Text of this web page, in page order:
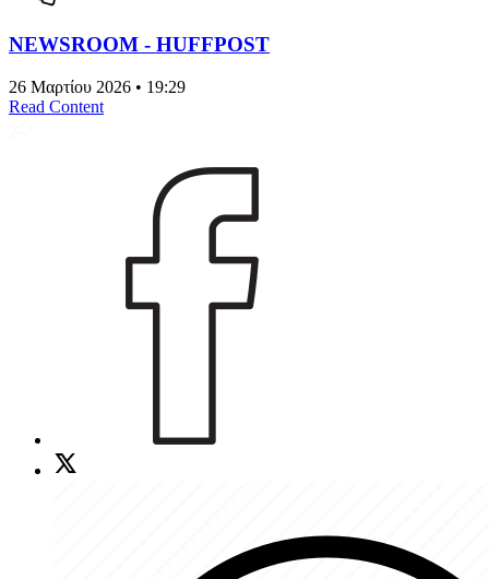
NEWSROOM - HUFFPOST
26 Μαρτίου 2026 • 19:29
Read Content